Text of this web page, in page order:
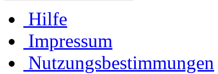
Hilfe
Impressum
Nutzungsbestimmungen